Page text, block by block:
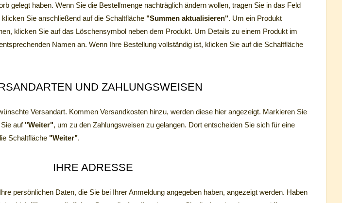
gelegt haben. Wenn Sie die Bestellmenge nachträglich ändern wollen, tragen Sie in das Feld
Sie anschließend auf die Schaltfläche "Summen aktualisieren". Um ein Produkt
klicken Sie auf das Löschensymbol neben dem Produkt. Um Details zu einem Produkt im
Namen an. Wenn Ihre Bestellung vollständig ist, klicken Sie auf die Schaltfläche
UND ZAHLUNGSWEISEN
Versandart. Kommen Versandkosten hinzu, werden diese hier angezeigt. Markieren Sie
auf "Weiter", um zu den Zahlungsweisen zu gelangen. Dort entscheiden Sie sich für eine
Schaltfläche "Weiter".
IHRE ADRESSE
persönlichen Daten, die Sie bei Ihrer Anmeldung angegeben haben, angezeigt werden. Haben